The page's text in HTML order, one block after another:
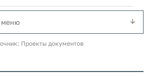
меню
Проекты документов